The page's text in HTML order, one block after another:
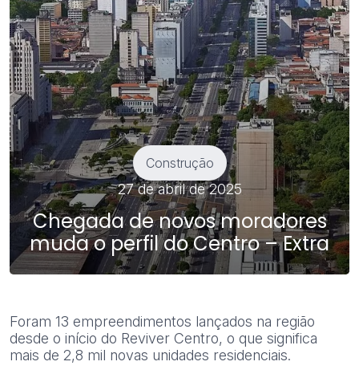
Construção
27 de abril de 2025
Chegada de novos moradores
muda o perfil do Centro – Extra
Foram 13 empreendimentos lançados na região
desde o início do Reviver Centro, o que significa
mais de 2,8 mil novas unidades residenciais.